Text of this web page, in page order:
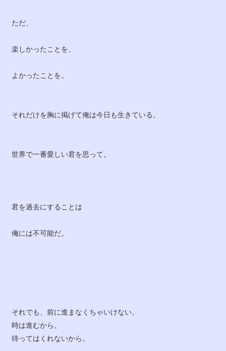
ただ、
楽しかったことを、
よかったことを。
それだけを胸に掲げて俺は今日も生きている。
世界で一番愛しい君を思って。
君を過去にすることは
俺には不可能だ。
それでも、前に進まなくちゃいけない。
時は進むから。
待ってはくれないから。